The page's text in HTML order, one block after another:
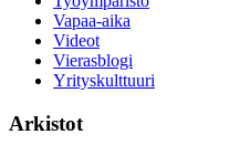
Vapaa-aika
Videot
Vierasblogi
Yrityskulttuuri
Arkistot